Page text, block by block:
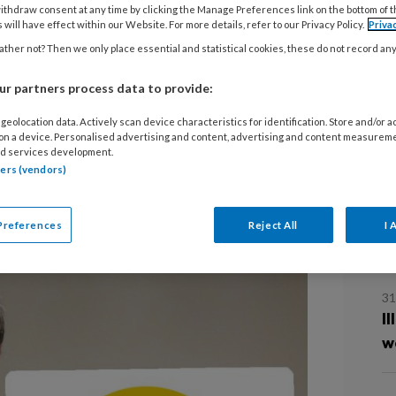
aan de stoel, maar een leven
Steenkist zich niet voorstellen.
en podcastmaker -
en effectievere
magazine houdt hij een pleidooi
‘Het is veel fijner om in alle
je ook productiever.'
5
consent at any time by clicking the Manage Preferences link on the bottom of
will have effect within our Website. For more details, refer to our Privacy Policy.
not? Then we only place essential and statistical cookies, these do not record
partners process data to provide:
data. Actively scan device characteristics for identification. Store and/or
a device. Personalised advertising and content, advertising and content
services development.
(vendors)
Reject All I